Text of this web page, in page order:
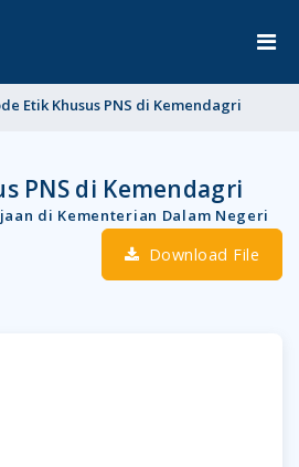
Etik Khusus PNS di Kemendagri
PNS di Kemendagri
di Kementerian Dalam Negeri
Download File